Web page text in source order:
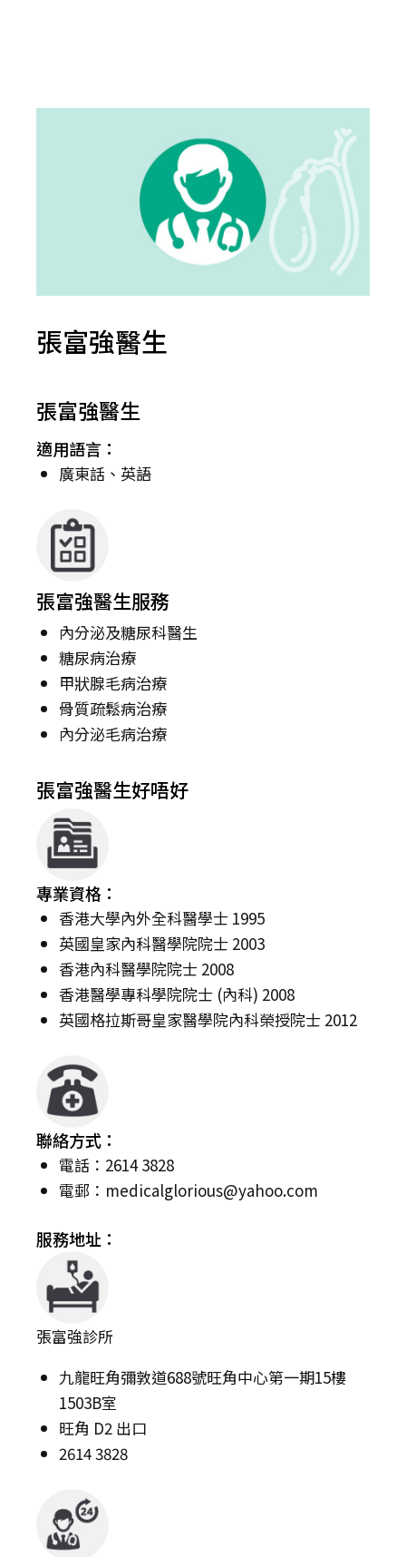
張富強醫生
張富強醫生
適用語言：
廣東話、英語
張富強醫生服務
內分泌及糖尿科醫生
糖尿病治療
甲狀腺毛病治療
骨質疏鬆病治療
內分泌毛病治療
張富強醫生好唔好
專業資格：
香港大學內外全科醫學士 1995
英國皇家內科醫學院院士 2003
香港內科醫學院院士 2008
香港醫學專科學院院士 (內科) 2008
英國格拉斯哥皇家醫學院內科榮授院士 2012
聯絡方式：
電話：2614 3828
電郵： medicalglorious@yahoo.com
服務地址：
張富強診所
九龍旺角彌敦道688號旺角中心第一期15樓
1503B室
旺角 D2 出口
2614 3828